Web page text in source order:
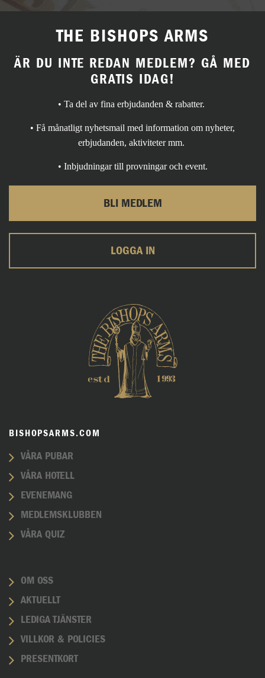
THE BISHOPS ARMS
ÄR DU INTE REDAN MEDLEM? GÅ MED
GRATIS IDAG!
• Ta del av fina erbjudanden & rabatter.
• Få månatligt nyhetsmail med information om nyheter,
erbjudanden, aktiviteter mm.
• Inbjudningar till provningar och event.
BLI MEDLEM
LOGGA IN
BISHOPSARMS.COM
VÅRA PUBAR
VÅRA HOTELL
EVENEMANG
MEDLEMSKLUBBEN
VÅRA QUIZ
OM OSS
AKTUELLT
LEDIGA TJÄNSTER
VILLKOR & POLICIES
PRESENTKORT